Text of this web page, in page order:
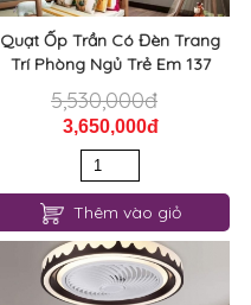
Quạt Ốp Trần Có Đèn Trang
Trí Phòng Ngủ Trẻ Em 137
5,530,000đ
3,650,000đ
Thêm vào giỏ